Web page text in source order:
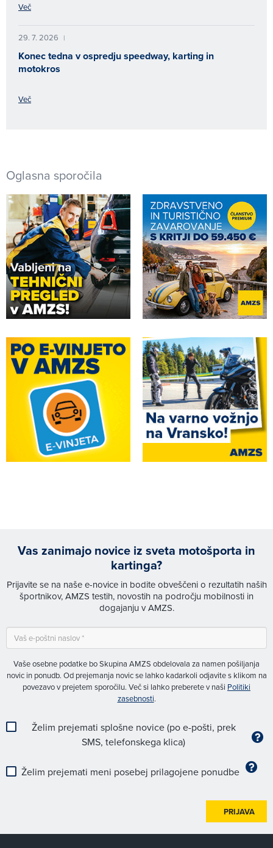
Več
29. 7. 2026 |
Konec tedna v ospredju speedway, karting in
motokros
Več
Oglasna sporočila
Vas zanimajo novice iz sveta motošporta in
kartinga?
Prijavite se na naše e-novice in bodite obveščeni o rezultatih naših
športnikov, AMZS testih, novostih na področju mobilnosti in
dogajanju v AMZS.
Vaše osebne podatke bo Skupina AMZS obdelovala za namen pošiljanja
novic in ponudb. Od prejemanja novic se lahko kadarkoli odjavite s klikom na
povezavo v prejetem sporočilu. Več si lahko preberete v naši Politiki
zasebnosti.
Želim prejemati splošne novice (po e-pošti, prek
SMS, telefonskega klica)
Želim prejemati meni posebej prilagojene ponudbe
PRIJAVA